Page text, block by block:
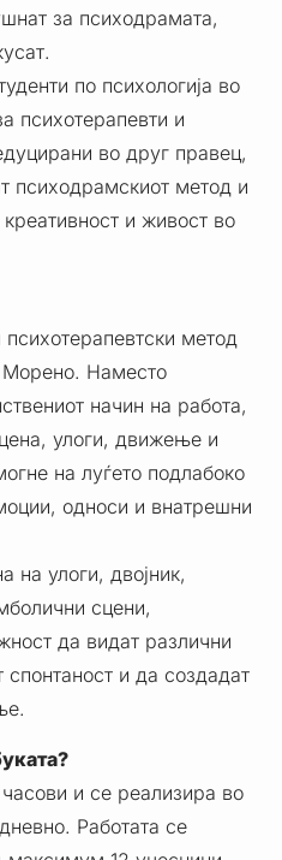
за психодрамата,
по психологија во
психотерапевти и
во друг правец,
психодрамскиот метод и
и живост во
метод
Морено. Наместо
начин на работа,
улоги, движење и
на луѓето подлабоко
односи и внатрешни
на улоги, двојник,
сцени,
да видат различни
спонтаност и да создадат
и се реализира во
Работата се